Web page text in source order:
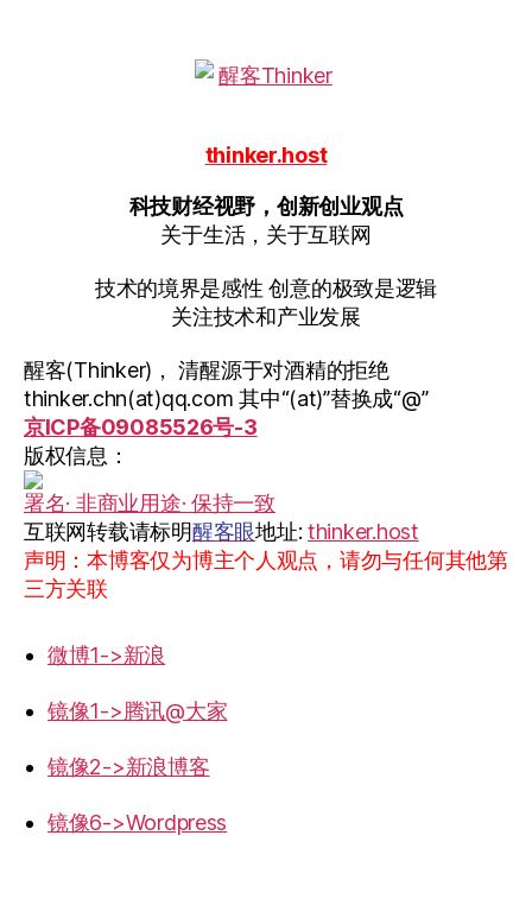
技
thinker.host
科技财经视野，创新创业观点
关于生活，关于互联网
技术的境界是感性 创意的极致是逻辑
关注技术和产业发展
醒客(Thinker)， 清醒源于对酒精的拒绝
thinker.chn(at)qq.com 其中“(at)”替换成“@”
京ICP备09085526号-3
版权信息：
署名· 非商业用途· 保持一致
互联网转载请标明醒客眼地址: thinker.host
声明：本博客仅为博主个人观点，请勿与任何其他第
三方关联
微博1->新浪
镜像1->腾讯@大家
镜像2->新浪博客
镜像6->Wordpress